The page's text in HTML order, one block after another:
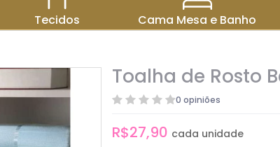
Tecidos Cama Mesa e Banho
Toalha de Rosto
0 opiniões
R$27,90 cada unidade